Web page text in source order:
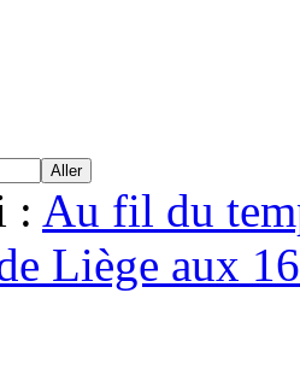
Aller
: Au fil du
Liège aux